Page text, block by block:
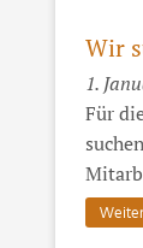
Wir
1.
Für